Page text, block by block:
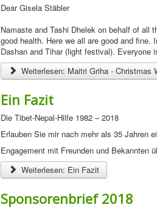
Dear Gisela Stäbler
Namaste and Tashi Dhelek on behalf of all
good health. Here we all are good and
Dashan and Tihar (light festival). Everyone
Weiterlesen: Maitri Griha - Christmas
Ein Fazit
Die Tibet-Nepal-Hilfe 1982 – 2018
Erlauben Sie mir nach mehr als 35 Jahren
Engagement mit Freunden und Bekannten
Weiterlesen: Ein Fazit
Sponsorenbrief 2018